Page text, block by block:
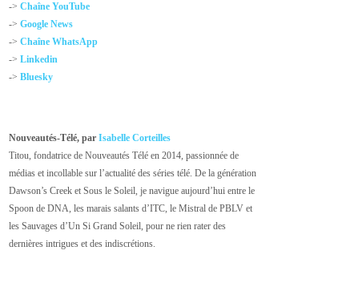
->Chaîne YouTube
->Google News
->Chaîne WhatsApp
->Linkedin
->Bluesky
Nouveautés-Télé, parIsabelle Corteilles
Titou, fondatrice de Nouveautés Télé en 2014, passionnée de
médias et incollable sur l’actualité des séries télé. De la génération
Dawson’s Creek et Sous le Soleil, je navigue aujourd’hui entre le
Spoon de DNA, les marais salants d’ITC, le Mistral de PBLV et
les Sauvages d’Un Si Grand Soleil, pour ne rien rater des
dernières intrigues et des indiscrétions.